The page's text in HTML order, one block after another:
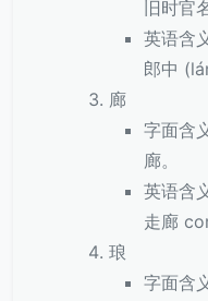
旧时官
英语含
郎中
廊
字面含
廊。
英语含
走廊
琅
字面含